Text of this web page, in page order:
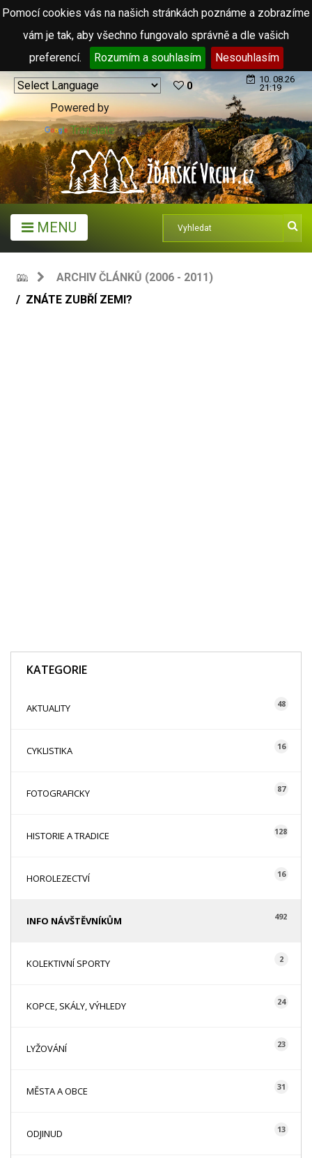
Pomocí cookies vás na našich stránkách poznáme a zobrazíme
vám je tak, aby všechno fungovalo správně a dle vašich
preferencí.
Rozumím a souhlasím Nesouhlasím
Powered by
Translate
0
10. 08.26
21:19
MENU
ARCHIV ČLÁNKŮ (2006 - 2011)
ZNÁTE ZUBŘÍ ZEMI?
KATEGORIE
AKTUALITY 48
CYKLISTIKA 16
FOTOGRAFICKY 87
HISTORIE A TRADICE 128
HOROLEZECTVÍ 16
INFO NÁVŠTĚVNÍKŮM 492
KOLEKTIVNÍ SPORTY 2
KOPCE, SKÁLY, VÝHLEDY 24
LYŽOVÁNÍ 23
MĚSTA A OBCE 31
ODJINUD 13